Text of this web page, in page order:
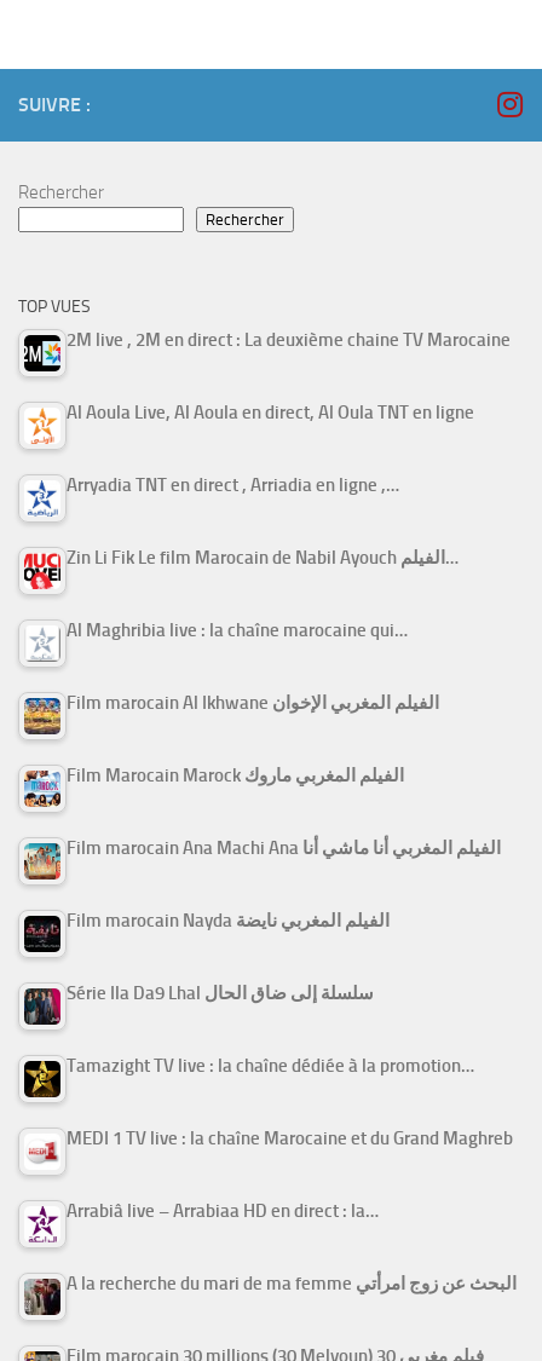
SUIVRE :
Rechercher
Rechercher
TOP VUES
2M live , 2M en direct : La deuxième chaine TV Marocaine
Al Aoula Live, Al Aoula en direct, Al Oula TNT en ligne
Arryadia TNT en direct , Arriadia en ligne ,…
Zin Li Fik Le film Marocain de Nabil Ayouch الفيلم…
Al Maghribia live : la chaîne marocaine qui…
Film marocain Al Ikhwane الفيلم المغربي الإخوان
Film Marocain Marock الفيلم المغربي ماروك
Film marocain Ana Machi Ana الفيلم المغربي أنا ماشي أنا
Film marocain Nayda الفيلم المغربي نايضة
Série Ila Da9 Lhal سلسلة إلى ضاق الحال
Tamazight TV live : la chaîne dédiée à la promotion…
MEDI 1 TV live : la chaîne Marocaine et du Grand Maghreb
Arrabiâ live – Arrabiaa HD en direct : la…
A la recherche du mari de ma femme البحث عن زوج امرأتي
Film marocain 30 millions (30 Melyoun) فيلم مغربي 30